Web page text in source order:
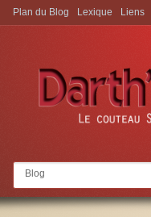
Aller à:
Plan du Blog Lexique Liens